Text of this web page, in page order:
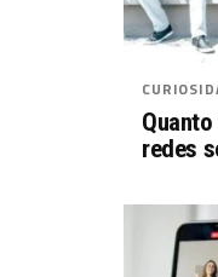
redes